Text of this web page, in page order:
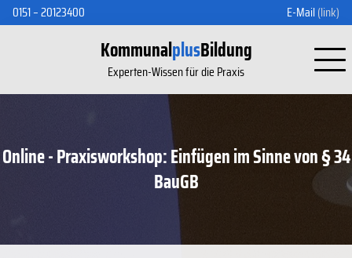
0151 – 20123400 E-Mail(link)
KommunalplusBildung
Experten-Wissen für die Praxis
Online - Praxisworkshop: Einfügen im Sinne von § 34
BauGB